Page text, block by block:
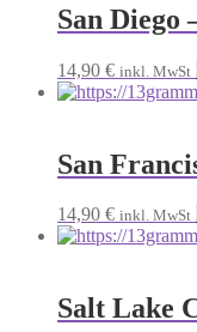
San Diego
14,90 € inkl. MwSt
San
14,90 € inkl. MwSt
Salt Lake